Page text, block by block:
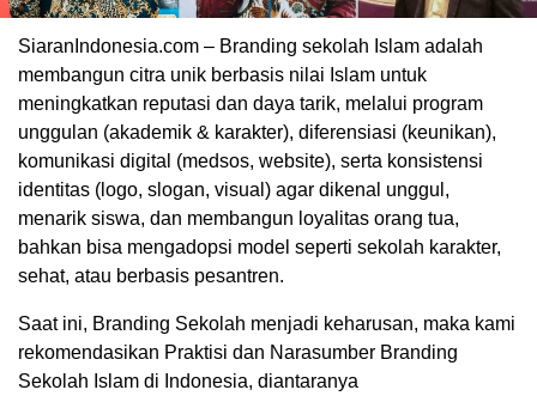
SiaranIndonesia.com – Branding sekolah Islam adalah
membangun citra unik berbasis nilai Islam untuk
meningkatkan reputasi dan daya tarik, melalui program
unggulan (akademik & karakter), diferensiasi (keunikan),
komunikasi digital (medsos, website), serta konsistensi
identitas (logo, slogan, visual) agar dikenal unggul,
menarik siswa, dan membangun loyalitas orang tua,
bahkan bisa mengadopsi model seperti sekolah karakter,
sehat, atau berbasis pesantren.
Saat ini, Branding Sekolah menjadi keharusan, maka kami
rekomendasikan Praktisi dan Narasumber Branding
Sekolah Islam di Indonesia, diantaranya